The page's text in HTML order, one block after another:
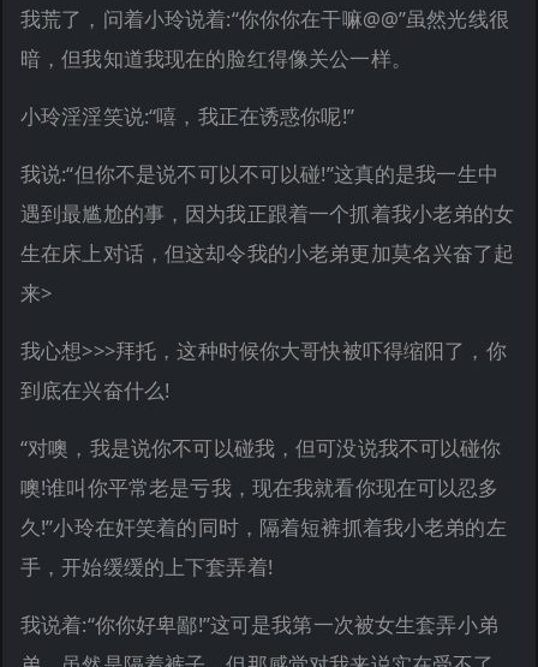
我荒了，问着小玲说着:“你你你在干嘛@@”虽然光线很
暗，但我知道我现在的脸红得像关公一样。
小玲淫淫笑说:“嘻，我正在诱惑你呢!”
我说:“但你不是说不可以不可以碰!”这真的是我一生中
遇到最尴尬的事，因为我正跟着一个抓着我小老弟的女
生在床上对话，但这却令我的小老弟更加莫名兴奋了起
来>
我心想>>>拜托，这种时候你大哥快被吓得缩阳了，你
到底在兴奋什么!
“对噢，我是说你不可以碰我，但可没说我不可以碰你
噢!谁叫你平常老是亏我，现在我就看你现在可以忍多
久!”小玲在奸笑着的同时，隔着短裤抓着我小老弟的左
手，开始缓缓的上下套弄着!
我说着:“你你好卑鄙!”这可是我第一次被女生套弄小弟